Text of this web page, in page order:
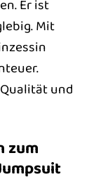
Er ist
Mit
und
zum